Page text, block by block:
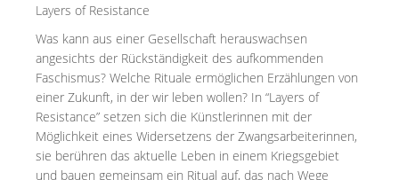
Layers of Resistance
Was kann aus einer Gesellschaft herauswachsen
angesichts der Rückständigkeit des aufkommenden
Faschismus? Welche Rituale ermöglichen Erzählungen von
einer Zukunft, in der wir leben wollen? In “Layers of
Resistance” setzen sich die Künstlerinnen mit der
Möglichkeit eines Widersetzens der Zwangsarbeiterinnen,
sie berühren das aktuelle Leben in einem Kriegsgebiet
und bauen gemeinsam ein Ritual auf, das nach Wege